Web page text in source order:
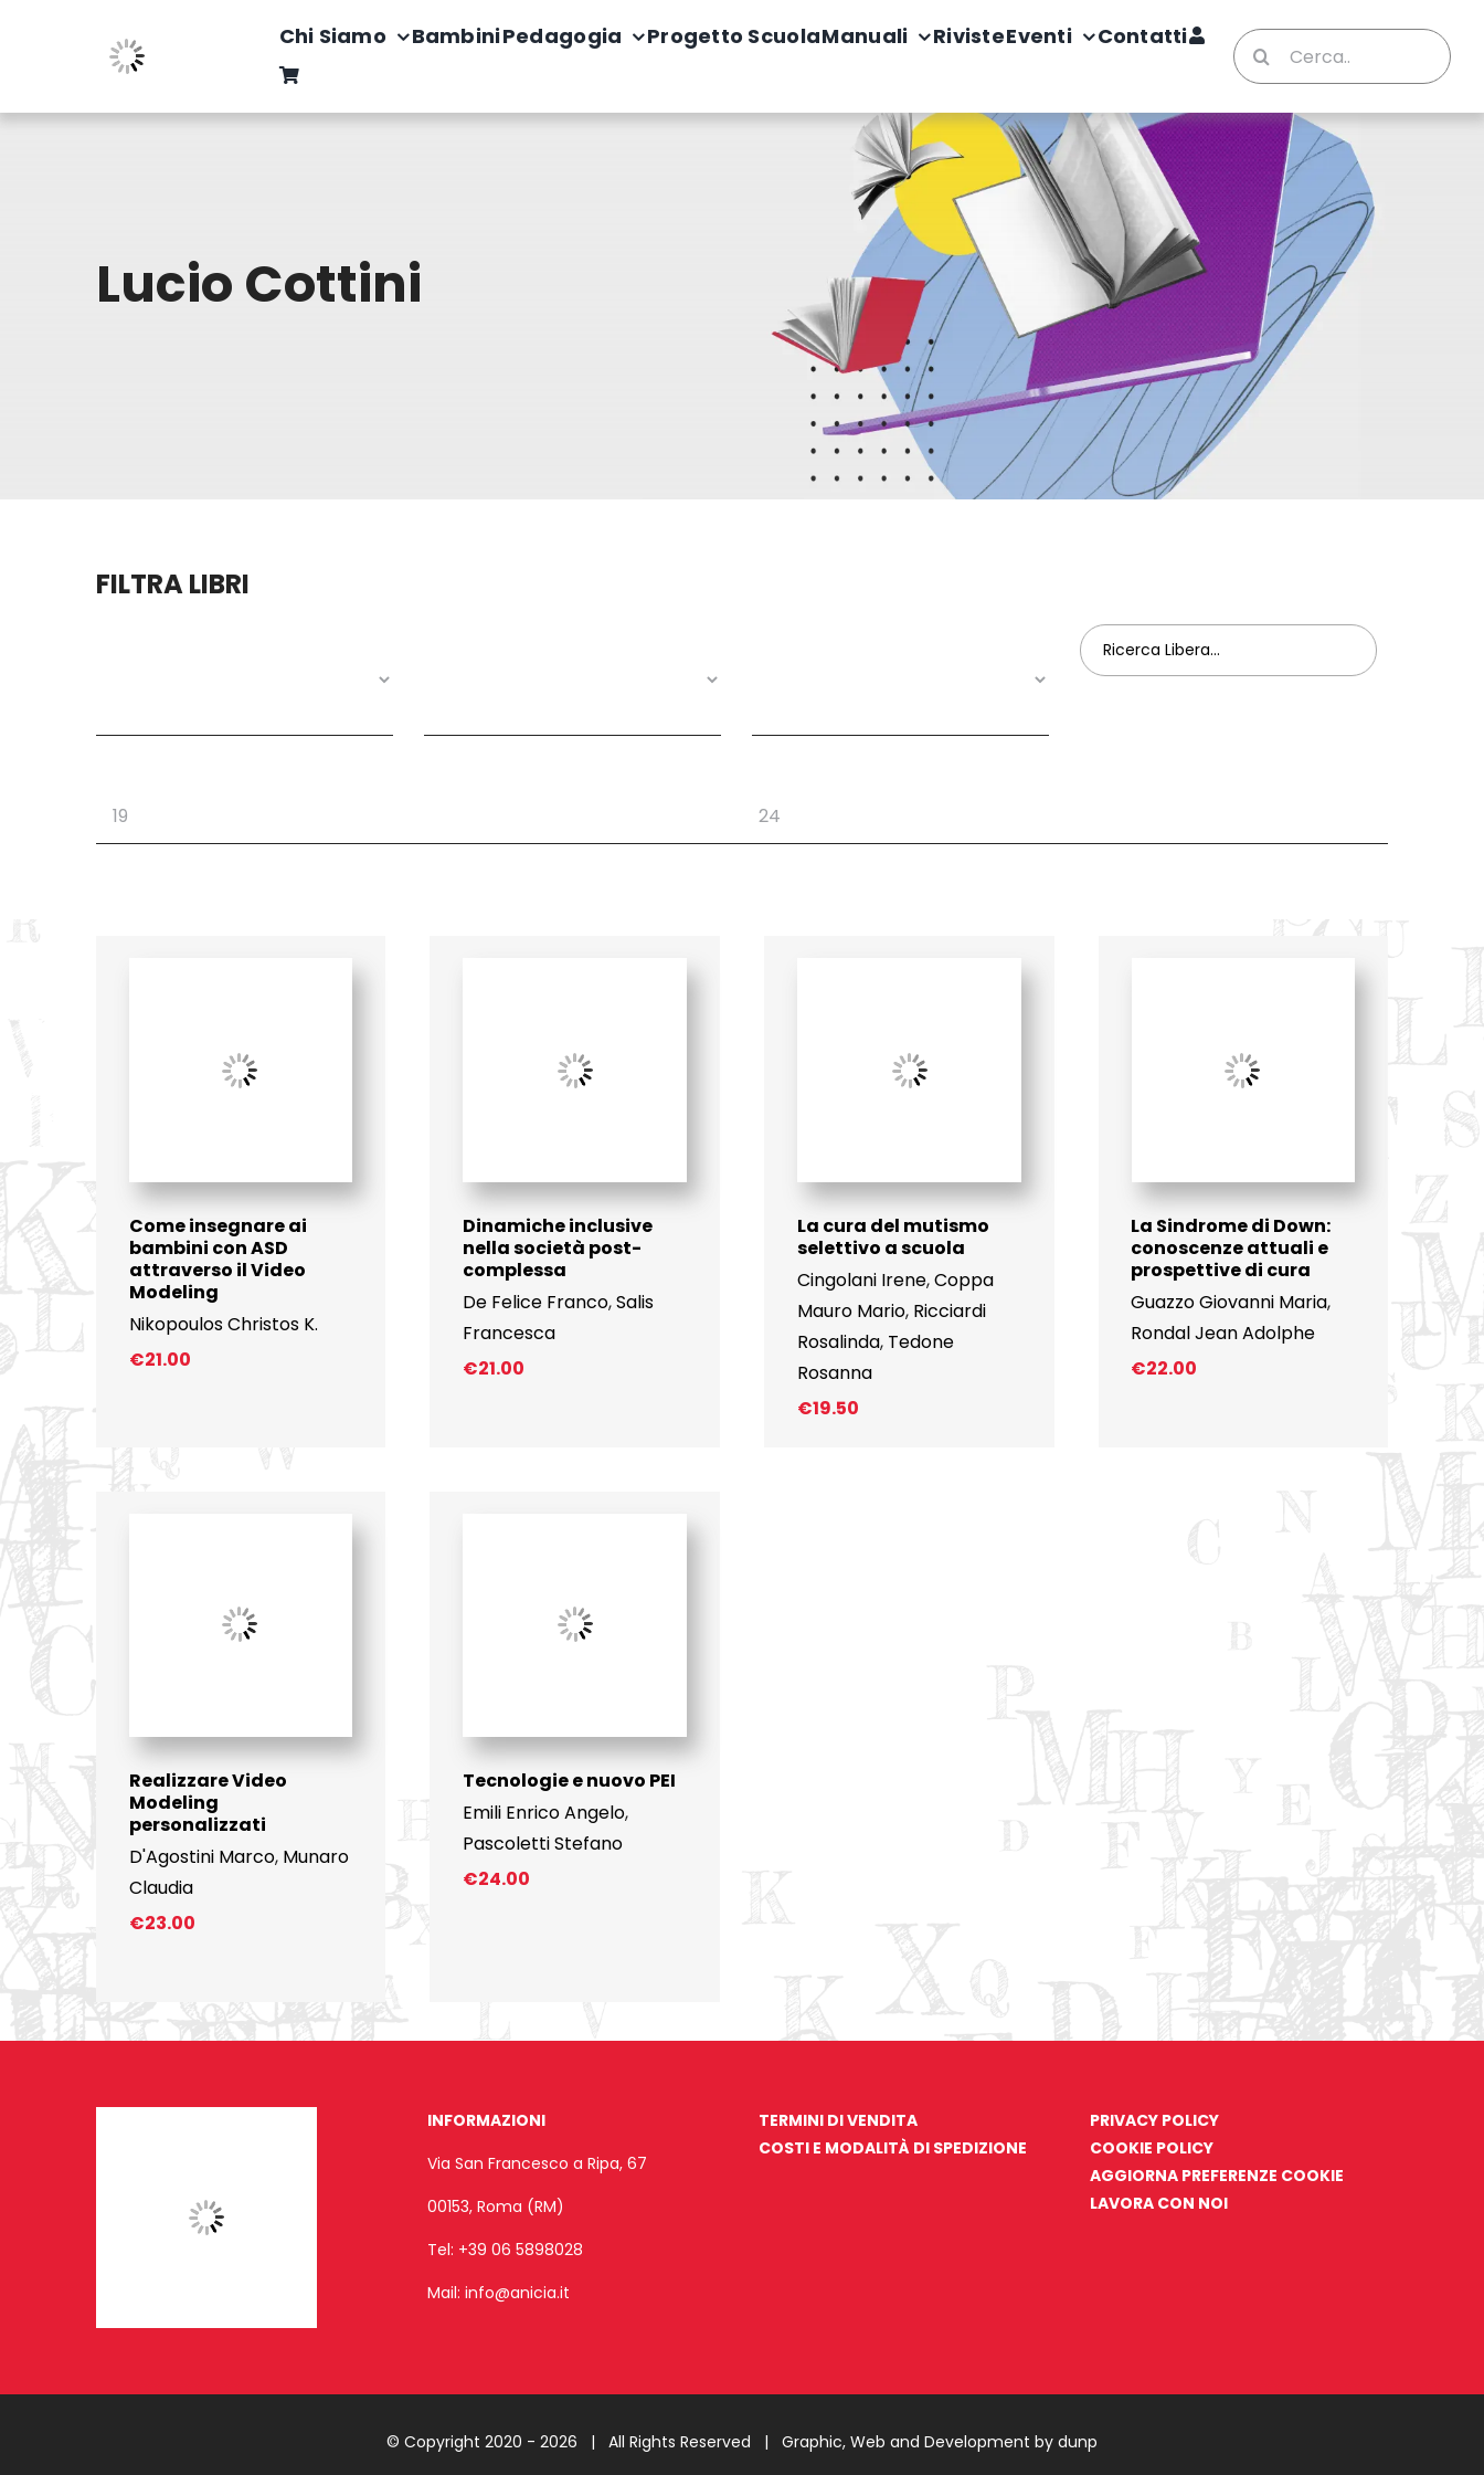
Chi Siamo BambiniPedagogia Progetto ScuolaManuali RivisteEventi Contatti
Cerca
per:
Lucio Cottini
FILTRA LIBRI
Come insegnare ai
bambini con ASD
attraverso il Video
Modeling
Nikopoulos Christos K.
€21.00
Dinamiche inclusive
nella società post-
complessa
De Felice Franco,Salis
Francesca
€21.00
La cura del mutismo
selettivo a scuola
Cingolani Irene,Coppa
Mauro Mario, Ricciardi
Rosalinda, Tedone
Rosanna
€19.50
La Sindrome di Down:
conoscenze attuali e
prospettive di cura
Guazzo Giovanni Maria,
Rondal Jean Adolphe
€22.00
Realizzare Video
Modeling
personalizzati
D'Agostini Marco, Munaro
Claudia
€23.00
Tecnologie e nuovo PEI
Emili Enrico Angelo,
Pascoletti Stefano
€24.00
INFORMAZIONI
Via San Francesco a Ripa, 67
00153, Roma (RM)
Tel: +39 06 5898028
Mail: info@anicia.it
TERMINI DI VENDITA
COSTI E MODALITÀ DI SPEDIZIONE
PRIVACY POLICY
COOKIE POLICY
AGGIORNA PREFERENZE COOKIE
LAVORA CON NOI
© Copyright 2020 - 2026 | All Rights Reserved | Graphic, Web and Development by dunp